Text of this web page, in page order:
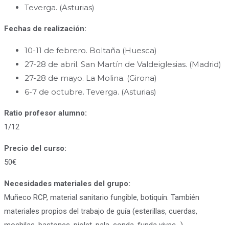
Teverga. (Asturias)
Fechas de realización:
10-11 de febrero. Boltaña (Huesca)
27-28 de abril. San Martín de Valdeiglesias. (Madrid)
27-28 de mayo. La Molina. (Girona)
6-7 de octubre. Teverga. (Asturias)
Ratio profesor alumno:
1/12
Precio del curso:
50€
Necesidades materiales del grupo:
Muñeco RCP, material sanitario fungible, botiquín. También
materiales propios del trabajo de guía (esterillas, cuerdas,